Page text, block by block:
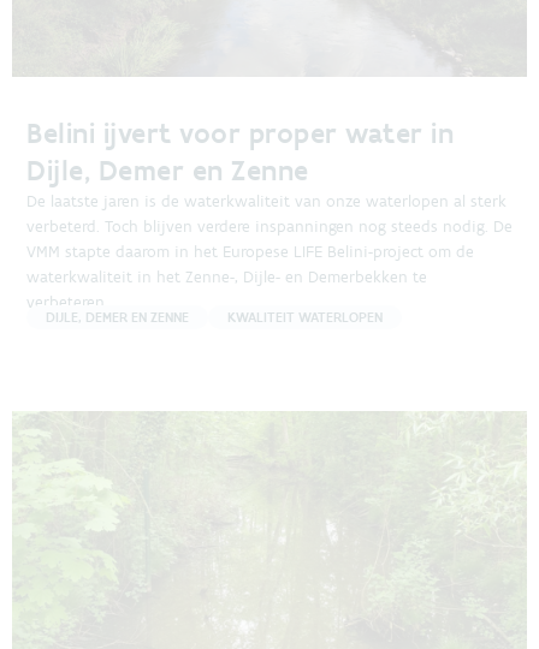
Belini ijvert voor proper water in
Dijle, Demer en Zenne
De laatste jaren is de waterkwaliteit van onze waterlopen al sterk
verbeterd. Toch blijven verdere inspanningen nog steeds nodig. De
VMM stapte daarom in het Europese LIFE Belini-project om de
waterkwaliteit in het Zenne-, Dijle- en Demerbekken te
verbeteren.
DIJLE, DEMER EN ZENNE KWALITEIT WATERLOPEN